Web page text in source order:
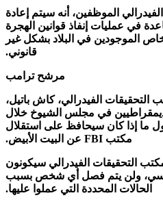
الموظفين، أنه سيتم إعادة
إنفاذ قوانين الهجرة
في البلاد بشكل غير
مرشح ترامب
الفيدرالي، كاش باتيل،
في مجلس الشيوخ خلال
كان سيحافظ على استقلال
الفيدرالي سيكونون
يتم فصل أي شخص بسبب
المحددة التي عملوا عليها.